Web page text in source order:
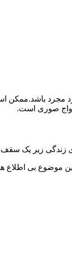
مرد مجرد
صوری است.
زندگی زیر یک
موضوع بی اطلاع